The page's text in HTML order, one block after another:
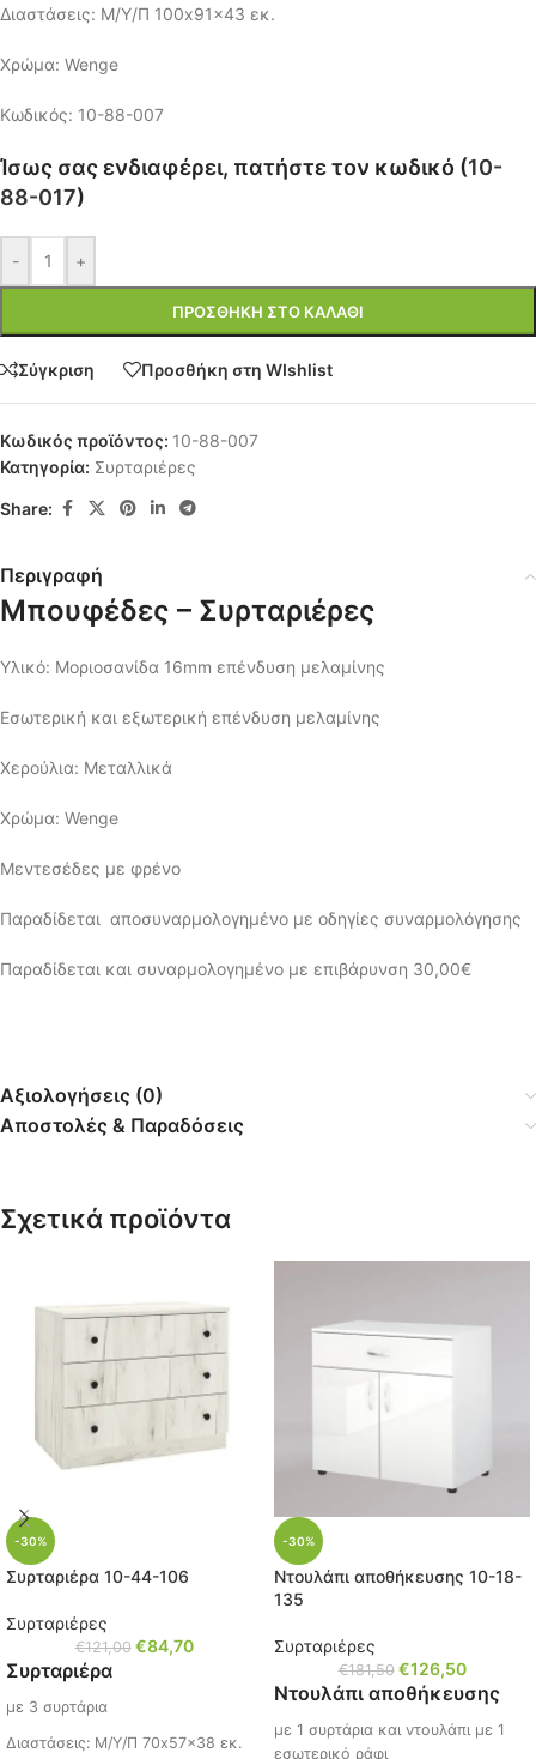
Διαστάσεις: Μ/Υ/Π 100x91x43 εκ.
Χρώμα: Wenge
Κωδικός: 10-88-007
Ίσως σας ενδιαφέρει, πατήστε τον κωδικό (10-
88-017)
- +
ΠΡΟΣΘΉΚΗ ΣΤΟ ΚΑΛΆΘΙ
Σύγκριση Προσθήκη στη WIshlist
Κωδικός προϊόντος: 10-88-007
Κατηγορία: Συρταριέρες
Share:
Περιγραφή
Μπουφέδες – Συρταριέρες
Υλικό: Μοριοσανίδα 16mm επένδυση μελαμίνης
Εσωτερική και εξωτερική επένδυση μελαμίνης
Χερούλια: Μεταλλικά
Χρώμα: Wenge
Μεντεσέδες με φρένο
Παραδίδεται αποσυναρμολογημένο με οδηγίες συναρμολόγησης
Παραδίδεται και συναρμολογημένο με επιβάρυνση 30,00€
Αξιολογήσεις (0)
Αποστολές & Παραδόσεις
Σχετικά προϊόντα
-30%
Συρταριέρα 10-44-106
Συρταριέρες
€121,00 €84,70
Συρταριέρα
με 3 συρτάρια
Διαστάσεις: Μ/Υ/Π 70x57x38 εκ.
-30%
Ντουλάπι αποθήκευσης 10-18-
135
Συρταριέρες
€181,50 €126,50
Ντουλάπι αποθήκευσης
με 1 συρτάρια και ντουλάπι με 1
εσωτερικό ράφι